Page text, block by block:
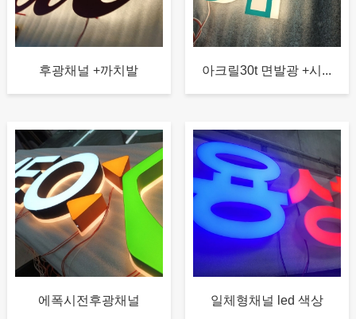
후광채널 +까치발 아크릴30t 면발광 +시...
에폭시전후광채널 일체형채널 led 색상